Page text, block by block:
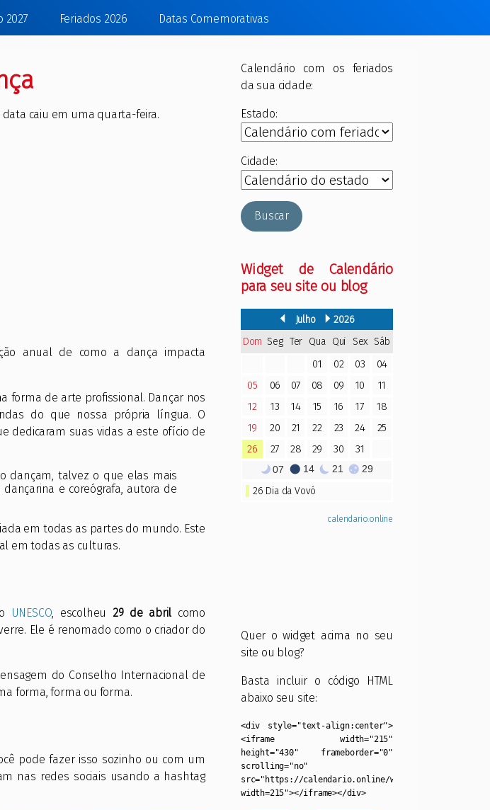
2027 Feriados 2026 Datas Comemorativas
data caiu em uma quarta-feira.
anual de como a dança impacta
forma de arte profissional. Dançar nos
do que nossa própria língua. O
dedicaram suas vidas a este ofício de
dançam, talvez o que elas mais
e coreógrafa, autora de
em todas as partes do mundo. Este
em todas as culturas.
UNESCO, escolheu 29 de abril como
Ele é renomado como o criador do
do Conselho Internacional de
forma, forma ou forma.
pode fazer isso sozinho ou com um
nas redes sociais usando a hashtag
Calendário com os feriados
da sua cidade:
Estado:
Cidade:
Buscar
Widget de Calendário
para seu site ou blog
Quer o widget acima no seu
site ou blog?
Basta incluir o código HTML
abaixo seu site:
<div style="text-align:center">
<iframe width="215"
height="430" frameborder="0"
scrolling="no"
src="https://calendario.online/widget/?
width=215"></iframe></div>